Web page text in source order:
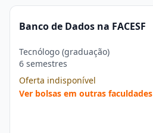
Banco de Dados na FACESF
Tecnólogo (graduação)
6 semestres
Oferta indisponível
Ver bolsas em outras faculdades